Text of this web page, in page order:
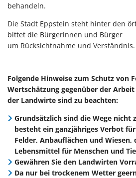
behandeln.
Die Stadt Eppstein steht hinter den
bittet die Bürgerinnen und Bürger
um Rücksichtnahme und Verständnis.
Folgende Hinweise zum Schutz von
Wertschätzung gegenüber der Arbeit
der Landwirte sind zu beachten:
Grundsätzlich sind die Wege nicht
besteht ein ganzjähriges Verbot
Felder, Anbauflächen und
Lebensmittel für Menschen und
Gewähren Sie den Landwirten
Da nur bei trockenem Wetter